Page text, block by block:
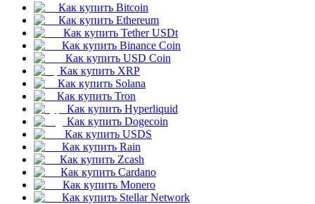
USDC фьючерсы
Фьючерсы с использованием USDC в качестве
обеспечения
Как купить Bitcoin
Как купить Ethereum
Как купить Tether USDt
Как купить Binance Coin
Как купить USD Coin
Как купить XRP
Как купить Solana
Как купить Tron
Как купить Hyperliquid
Как купить Dogecoin
Как купить USDS
Как купить Rain
Как купить Zcash
Как купить Cardano
Как купить Monero
Как купить Stellar Network